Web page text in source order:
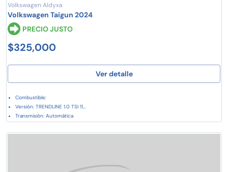
Volkswagen Aldyxa
Volkswagen Taigun 2024
PRECIO JUSTO
$325,000
Ver detalle
Combustible:
Versión: TRENDLINE 1.0 TSI 11...
Transmisión: Automática